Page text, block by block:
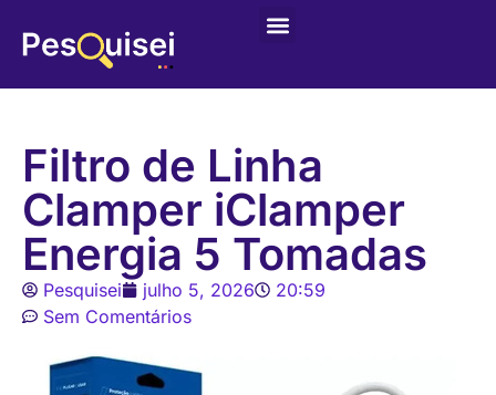
Filtro de Linha
Clamper iClamper
Energia 5 Tomadas
Pesquisei julho 5, 2026
20:59
Sem Comentários